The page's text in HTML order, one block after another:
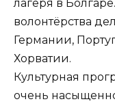
лагеря в
волонтёрства
Германии,
Хорватии.
Культурная
очень